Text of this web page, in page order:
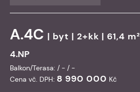
A.4C | byt | 2+kk | 61,4 m²
4.NP
Balkon/Terasa: / - / -
Cena vč. DPH: 8 990 000 Kč